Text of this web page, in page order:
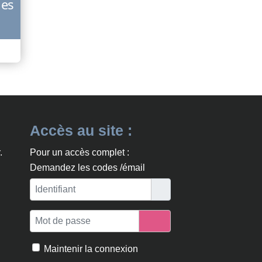
Accès au site :
Pour un accès complet :
Demandez les codes /émail
Identifiant
Mot de passe
Maintenir la connexion